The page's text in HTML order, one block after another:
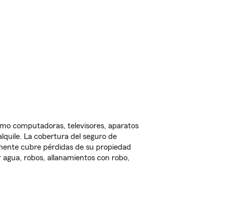
computadoras, televisores, aparatos
La cobertura del seguro de
cubre pérdidas de su propiedad
robos, allanamientos con robo,